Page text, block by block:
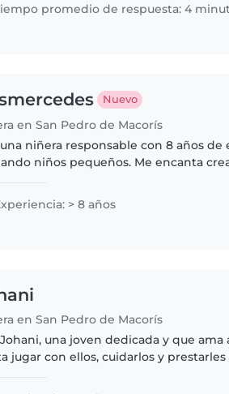
promedio de respuesta: 4
Nuevo
en San Pedro de Macorís
niñera responsable con 8 años de
niños pequeños. Me encanta
> 8 años
en San Pedro de Macorís
una joven dedicada y que ama
jugar con ellos, cuidarlos y
con..